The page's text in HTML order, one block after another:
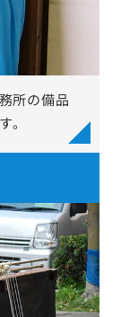
所の備品
。